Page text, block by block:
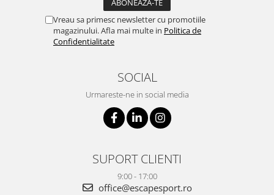
Vreau sa primesc newsletter cu promotiile
magazinului. Afla mai multe in Politica de
Confidentialitate
SOCIAL
Urmareste-ne in social media
SUPORT CLIENTI
9:00 - 17:00
office@escapesport.ro